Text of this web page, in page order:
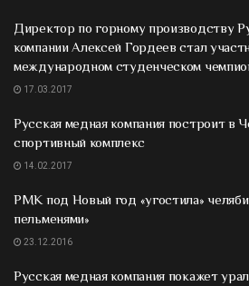
Директор по горному производству
компании Алексей Гордеев стал
международном студенческом
17.03.2017
Русская медная компания построит в
спортивный комплекс
14.02.2017
РМК под Новый год «угостила»
пельменями»
23.12.2016
Русская медная компания покажет